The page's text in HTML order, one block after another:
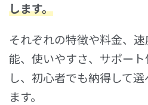
します。
それぞれの特徴や料金、
能、使いやすさ、サポー
し、初心者でも納得して
ます。